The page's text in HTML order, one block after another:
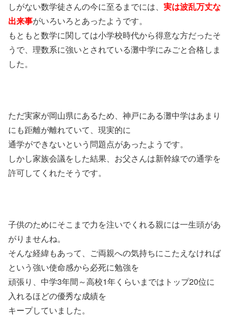
しがない数学徒さんの今に至るまでには、 実は波乱万丈な
出来事がいろいろとあったようです。
もともと数学に関しては小学校時代から得意な方だったそ
うで、理数系に強いとされている灘中学にみごと合格しま
した。
ただ実家が岡山県にあるため、神戸にある灘中学はあまり
にも距離が離れていて、現実的に
通学ができないという問題点があったようです。
しかし家族会議をした結果、お父さんは新幹線での通学を
許可してくれたそうです。
子供のためにそこまで力を注いでくれる親には一生頭があ
がりませんね。
そんな経緯もあって、ご両親への気持ちにこたえなければ
という強い使命感から必死に勉強を
頑張り、中学3年間～高校1年くらいまではトップ20位に
入れるほどの優秀な成績を
キープしていました。